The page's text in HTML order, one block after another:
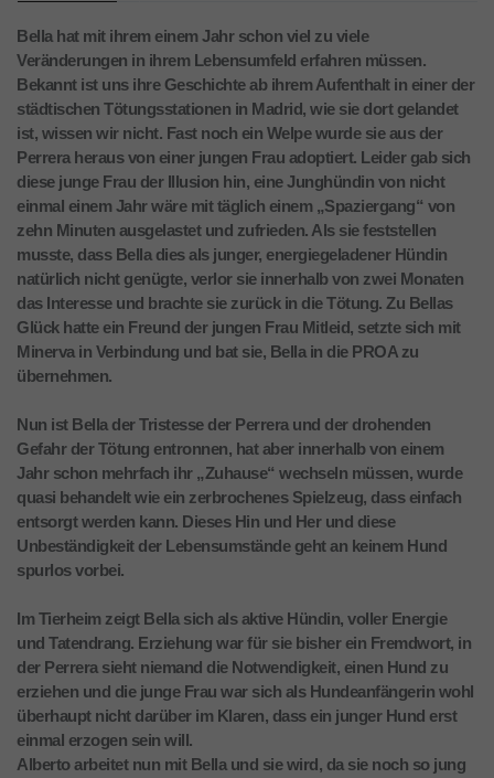
Bella hat mit ihrem einem Jahr schon viel zu viele
Veränderungen in ihrem Lebensumfeld erfahren müssen.
Bekannt ist uns ihre Geschichte ab ihrem Aufenthalt in einer der
städtischen Tötungsstationen in Madrid, wie sie dort gelandet
ist, wissen wir nicht. Fast noch ein Welpe wurde sie aus der
Perrera heraus von einer jungen Frau adoptiert. Leider gab sich
diese junge Frau der Illusion hin, eine Junghündin von nicht
einmal einem Jahr wäre mit täglich einem „Spaziergang“ von
zehn Minuten ausgelastet und zufrieden. Als sie feststellen
musste, dass Bella dies als junger, energiegeladener Hündin
natürlich nicht genügte, verlor sie innerhalb von zwei Monaten
das Interesse und brachte sie zurück in die Tötung. Zu Bellas
Glück hatte ein Freund der jungen Frau Mitleid, setzte sich mit
Minerva in Verbindung und bat sie, Bella in die PROA zu
übernehmen.
Nun ist Bella der Tristesse der Perrera und der drohenden
Gefahr der Tötung entronnen, hat aber innerhalb von einem
Jahr schon mehrfach ihr „Zuhause“ wechseln müssen, wurde
quasi behandelt wie ein zerbrochenes Spielzeug, dass einfach
entsorgt werden kann. Dieses Hin und Her und diese
Unbeständigkeit der Lebensumstände geht an keinem Hund
spurlos vorbei.
Im Tierheim zeigt Bella sich als aktive Hündin, voller Energie
und Tatendrang. Erziehung war für sie bisher ein Fremdwort, in
der Perrera sieht niemand die Notwendigkeit, einen Hund zu
erziehen und die junge Frau war sich als Hundeanfängerin wohl
überhaupt nicht darüber im Klaren, dass ein junger Hund erst
einmal erzogen sein will.
Alberto arbeitet nun mit Bella und sie wird, da sie noch so jung